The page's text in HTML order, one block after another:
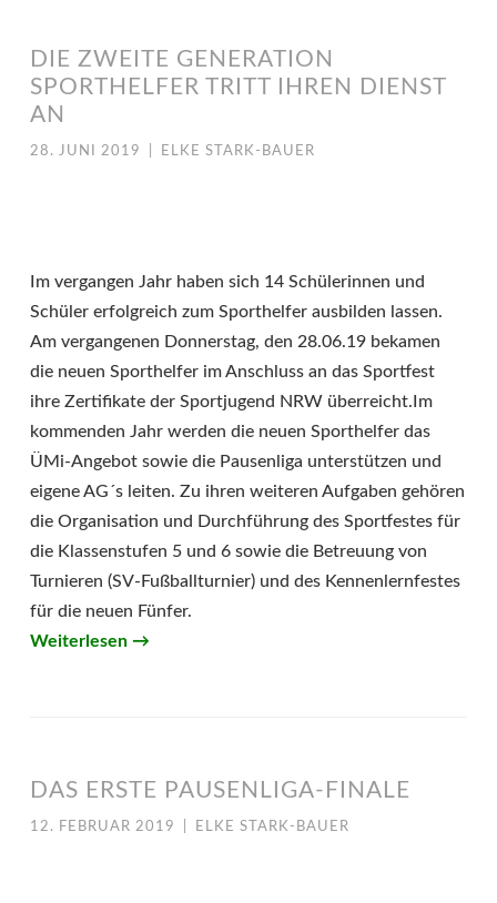
DIE ZWEITE GENERATION
SPORTHELFER TRITT IHREN DIENST
AN
28. JUNI 2019 ELKE STARK-BAUER
Im vergangen Jahr haben sich 14 Schülerinnen und
Schüler erfolgreich zum Sporthelfer ausbilden lassen.
Am vergangenen Donnerstag, den 28.06.19 bekamen
die neuen Sporthelfer im Anschluss an das Sportfest
ihre Zertifikate der Sportjugend NRW überreicht.Im
kommenden Jahr werden die neuen Sporthelfer das
ÜMi-Angebot sowie die Pausenliga unterstützen und
eigene AG´s leiten. Zu ihren weiteren Aufgaben gehören
die Organisation und Durchführung des Sportfestes für
die Klassenstufen 5 und 6 sowie die Betreuung von
Turnieren (SV-Fußballturnier) und des Kennenlernfestes
für die neuen Fünfer.
Weiterlesen →
DAS ERSTE PAUSENLIGA-FINALE
12. FEBRUAR 2019 ELKE STARK-BAUER